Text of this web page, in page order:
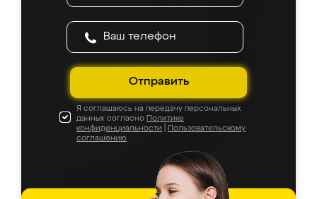
Отправить
Я соглашаюсь на передачу персональных
данных согласно Политике
конфиденциальности
Пользовательскому
соглашению